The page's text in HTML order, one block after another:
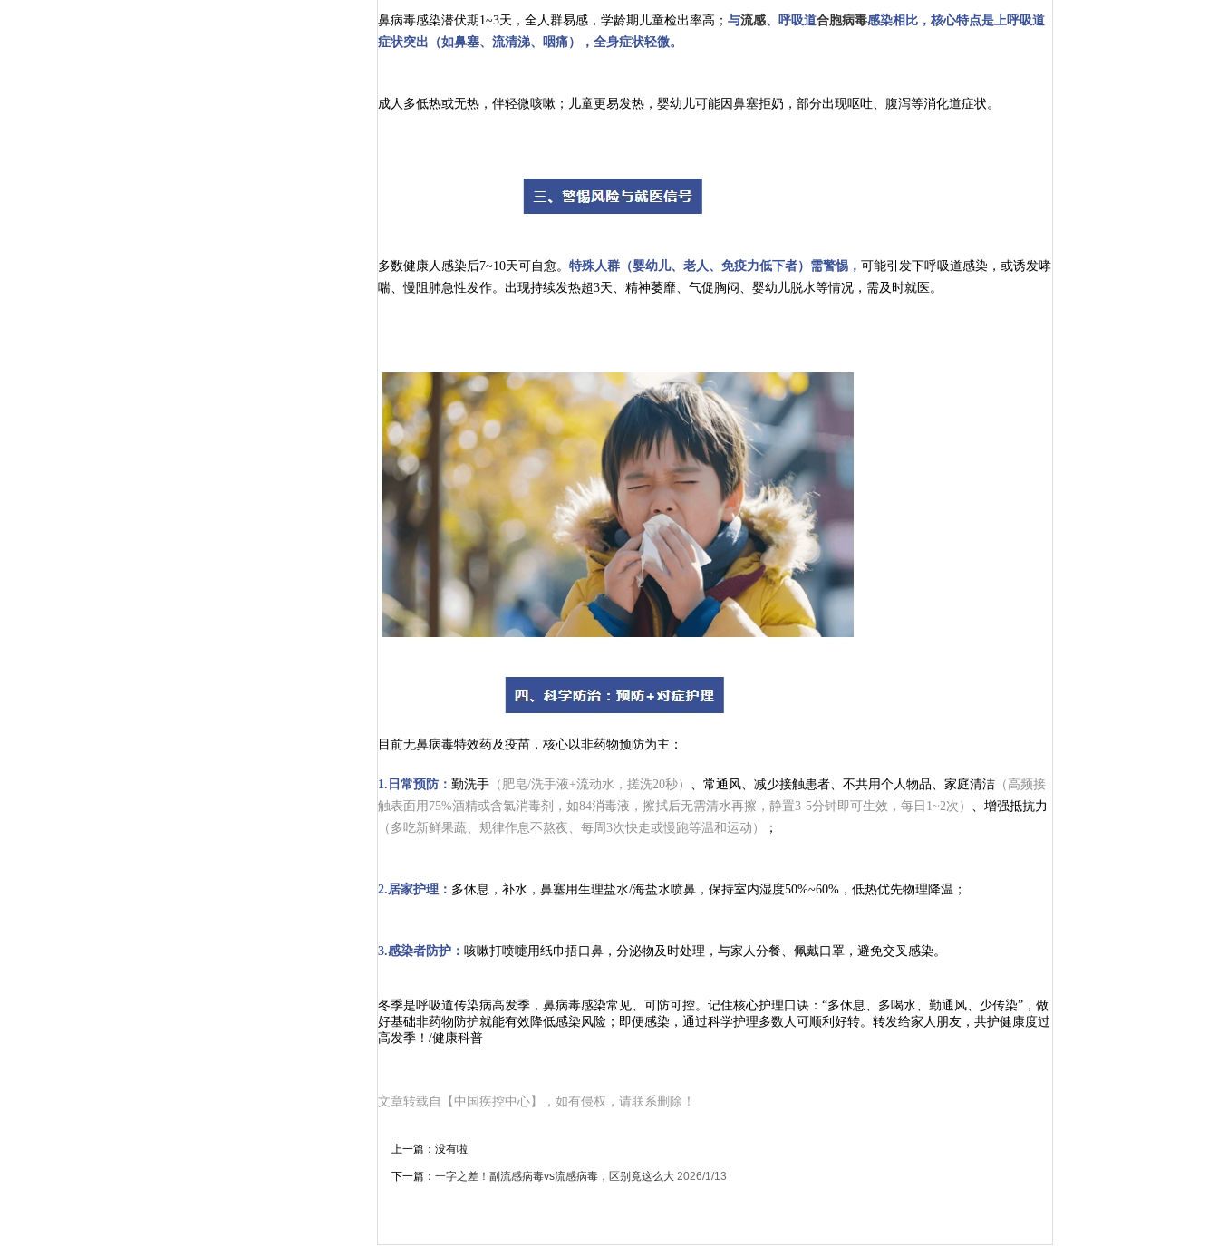
鼻病毒感染潜伏期1~3天，全人群易感，学龄期儿童检出率高； 与流感、呼吸道合胞病毒感染相比，核心特点是上呼吸道
症状突出 （如鼻塞、流清涕、咽痛） ，全身症状轻微。
成人多低热或无热，伴轻微咳嗽；儿童更易发热，婴幼儿可能因鼻塞拒奶，部分出现呕吐、腹泻等消化道症状。
多数健康人感染后7~10天可自愈。 特殊人群 （婴幼儿、老人、免疫力低下者） 需警惕， 可能引发下呼吸道感染，或诱发哮
喘、慢阻肺急性发作。出现持续发热超3天、精神萎靡、气促胸闷、婴幼儿脱水等情况，需及时就医。
目前无鼻病毒特效药及疫苗，核心以非药物预防为主：
1.日常预防： 勤洗手 （肥皂/洗手液+流动水，搓洗20秒） 、常通风、减少接触患者、不共用个人物品、家庭清洁 （高频接
触表面用75%酒精或含氯消毒剂，如84消毒液，擦拭后无需清水再擦，静置3-5分钟即可生效，每日1~2次） 、增强抵抗力
（多吃新鲜果蔬、规律作息不熬夜、每周3次快走或慢跑等温和运动）
；
2.居家护理： 多休息，补水，鼻塞用生理盐水/海盐水喷鼻，保持室内湿度50%~60%，低热优先物理降温；
3.感染者防护： 咳嗽打喷嚏用纸巾捂口鼻，分泌物及时处理，与家人分餐、佩戴口罩，避免交叉感染。
冬季是呼吸道传染病高发季， 鼻病毒感染常见、可防可控。记住核心护理口诀：“多休息、多喝水、勤通风、少传染”，做
好基础非药物防护就能有效降低感染风险；即便感染，通过科学护理多数人可顺利好转。转发给家人朋友，共护健康度过
高发季！/健康科普
文章转载自【中国疾控中心 】，如有侵权，请联系删除！
上一篇：没有啦
下一篇： 一字之差！副流感病毒vs流感病毒，区别竟这么大 2026/1/13